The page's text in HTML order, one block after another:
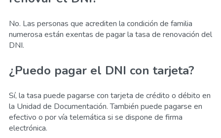
No. Las personas que acrediten la condición de familia
numerosa están exentas de pagar la tasa de renovación del
DNI.
¿Puedo pagar el DNI con tarjeta?
Sí, la tasa puede pagarse con tarjeta de crédito o débito en
la Unidad de Documentación. También puede pagarse en
efectivo o por vía telemática si se dispone de firma
electrónica.